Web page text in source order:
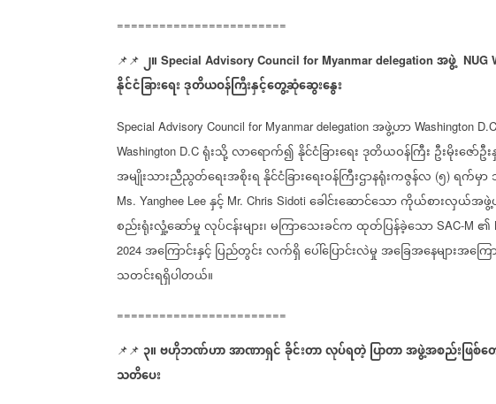
========================
📌📌 ၂။ Special Advisory Council for Myanmar delegation အဖွဲ့ NUG
နိုင်ငံခြားရေးဒုတိယဝန်ကြီးနှင့်တွေ့ဆုံဆွေးနွေး
Special Advisory Council for Myanmar delegation အဖွဲ့ဟာ Washington D.C
Washington D.C ရုံးသို့လာရောက်၍နိုင်ငံခြားရေးဒုတိယဝန်ကြီး ဦးမိုးဇော်ဦ
အမျိုးသားညီညွတ်ရေးအစိုးရနိုင်ငံခြားရေးဝန်ကြီးဌာနရုံးကဇွန်လ (၅) ရက်မှာ
Ms. Yanghee Lee နှင့် Mr. Chris Sidoti ခေါင်းဆောင်သောကိုယ်စားလှယ်အဖွဲ့
စည်းရုံးလှုံ့ဆော်မှုလုပ်ငန်းများ၊မကြာသေးခင်ကထုတ်ပြန်ခဲ့သော SAC-M ၏
2024 အကြောင်းနှင့်ပြည်တွင်းလက်ရှိပေါ်ပြောင်းလဲမှုအခြေအနေများအကြေ
သတင်းရရှိပါတယ်။
========================
📌📌 ၃။ဗဟိုဘဏ်ဟာအာဏာရှင်ခိုင်းတာလုပ်ရတဲ့ပြာတာအဖွဲ့အစည်းဖြစ်
သတိပေး